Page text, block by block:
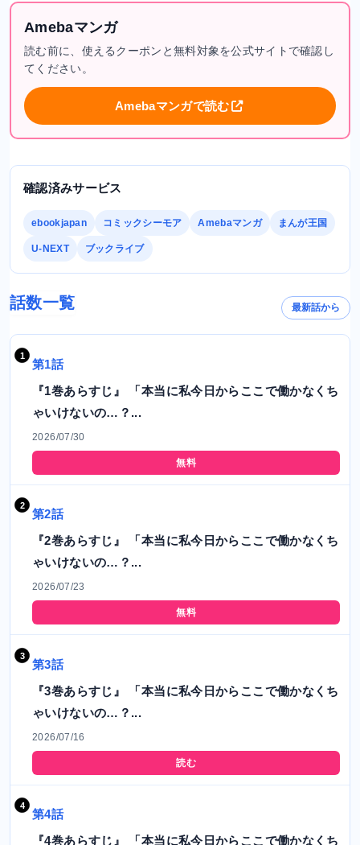
Amebaマンガ
読む前に、使えるクーポンと無料対象を公式サイトで確認し
てください。
Amebaマンガで読む
確認済みサービス
ebookjapan コミックシーモア Amebaマンガ まんが王国
U-NEXT ブックライブ
話数一覧 最新話から
第1話
『1巻あらすじ』 「本当に私今日からここで働かなくち
ゃいけないの…？...
2026/07/30
無料
第2話
『2巻あらすじ』 「本当に私今日からここで働かなくち
ゃいけないの…？...
2026/07/23
無料
第3話
『3巻あらすじ』 「本当に私今日からここで働かなくち
ゃいけないの…？...
2026/07/16
読む
第4話
『4巻あらすじ』 「本当に私今日からここで働かなくち